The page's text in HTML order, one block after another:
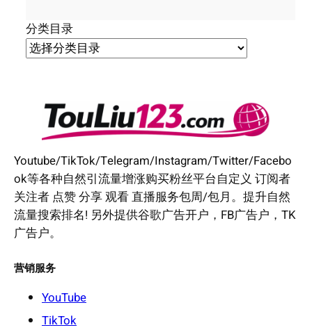
分类目录
Youtube/TikTok/Telegram/Instagram/Twitter/Facebo
ok等各种自然引流量增涨购买粉丝平台自定义 订阅者
关注者 点赞 分享 观看 直播服务包周/包月。提升自然
流量搜索排名! 另外提供谷歌广告开户，FB广告户，TK
广告户。
营销服务
YouTube
TikTok